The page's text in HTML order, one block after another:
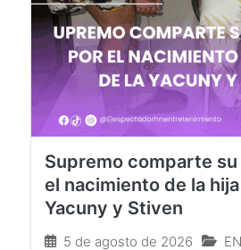
Supremo comparte su
el nacimiento de la hija